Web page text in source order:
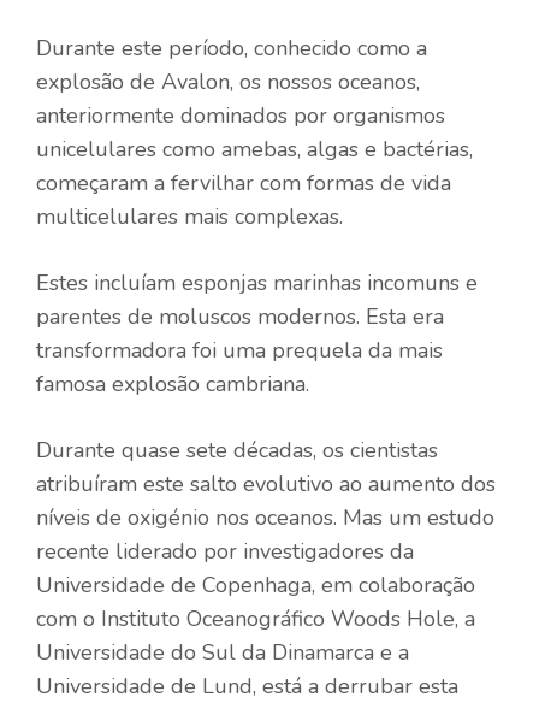
Durante este período, conhecido como a
explosão de Avalon, os nossos oceanos,
anteriormente dominados por organismos
unicelulares como amebas, algas e bactérias,
começaram a fervilhar com formas de vida
multicelulares mais complexas.
Estes incluíam esponjas marinhas incomuns e
parentes de moluscos modernos. Esta era
transformadora foi uma prequela da mais
famosa explosão cambriana.
Durante quase sete décadas, os cientistas
atribuíram este salto evolutivo ao aumento dos
níveis de oxigénio nos oceanos. Mas um estudo
recente liderado por investigadores da
Universidade de Copenhaga, em colaboração
com o Instituto Oceanográfico Woods Hole, a
Universidade do Sul da Dinamarca e a
Universidade de Lund, está a derrubar esta